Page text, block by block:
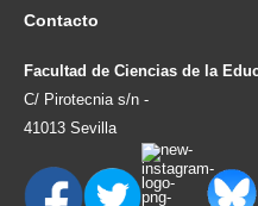
Contacto
Facultad de Ciencias de la
C/ Pirotecnia s/n -
41013 Sevilla